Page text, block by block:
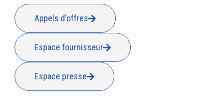
Appels d'offres
Espace fournisseur
Espace presse